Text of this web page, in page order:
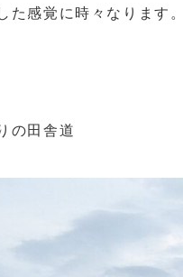
た感覚に時々なります
の田舎道